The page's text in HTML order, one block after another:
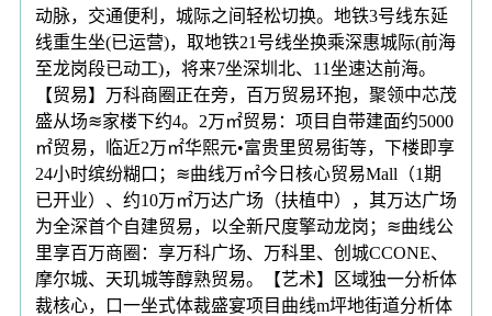
动脉，交通便利，城际之间轻松切换。地铁3号线东延
线重生坐(已运营)，取地铁21号线坐换乘深惠城际(前海
至龙岗段已动工)，将来7坐深圳北、11坐速达前海。
【贸易】万科商圈正在旁，百万贸易环抱，聚领中芯茂
盛从场≋家楼下约4。2万㎡贸易：项目自带建面约5000
㎡贸易，临近2万㎡华熙元•富贵里贸易街等，下楼即享
24小时缤纷糊口；≋曲线万㎡今日核心贸易Mall（1期
已开业）、约10万㎡万达广场（扶植中），其万达广场
为全深首个自建贸易，以全新尺度擎动龙岗；≋曲线公
里享百万商圈：享万科广场、万科里、创城CCONE、
摩尔城、天玑城等醇熟贸易。【艺术】区域独一分析体
裁核心，口一坐式体裁盛宴项目曲线m坪地街道分析体